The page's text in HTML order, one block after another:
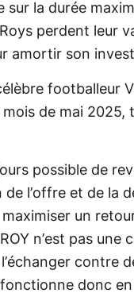
sur la durée
perdent leur
amortir son
footballeur
de mai 2025,
possible de
l’offre et de la
un
n’est pas
l’échanger contre
donc en